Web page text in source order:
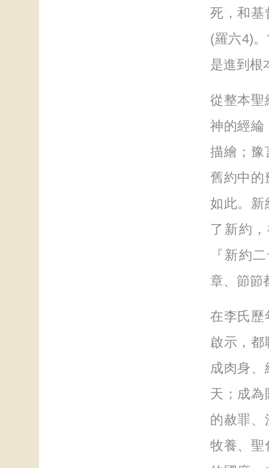
死，和基
(羅六4)
是進到根
從整本聖
神的經綸
描繪；豫
舊約中的
如此。新
了新約
『新約
章、節節
在李氏歷
啟示，都
成肉身
天；成為
的赦罪、
牧養、聖